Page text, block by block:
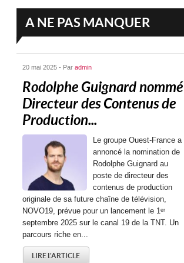
A NE PAS MANQUER
20 mai 2025 - Paradmin
Rodolphe Guignard nommé
Directeur des Contenus de
Production...
Le groupe Ouest-France a
annoncé la nomination de
Rodolphe Guignard au
poste de directeur des
contenus de production
originale de sa future chaîne de télévision,
NOVO19, prévue pour un lancement le 1ᵉʳ
septembre 2025 sur le canal 19 de la TNT. Un
parcours riche en...
LIRE L'ARTICLE